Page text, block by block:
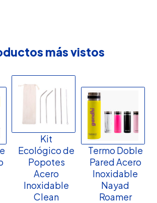
más vistos
Kit
Ecológico de
Popotes
Acero
Inoxidable
Clean
Termo Doble
Pared Acero
Inoxidable
Nayad
Roamer